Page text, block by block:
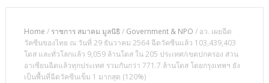
Home / ราชการ สมาคม มูลนิธิ / Government & NPO / อว. เผยฉีด
วัคซีนของไทย ณ วันที่ 29 ธันวาคม 2564 ฉีดวัคซีนแล้ว 103,439,403
โดส และทั่วโลกแล้ว 9,059 ล้านโดส ใน 205 ประเทศ/เขตปกครอง ส่วน
อาเซียนฉีดแล้วทุกประเทศ รวมกันกว่า 771.7 ล้านโดส โดยกรุงเทพฯ ยัง
เป็นพื้นที่ฉีดวัคซีนเข็ม 1 มากสุด (120%)